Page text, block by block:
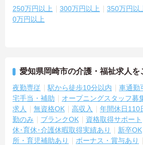
250万円以上 300万円以上 350万円以
0万円以上
愛知県岡崎市の介護・福祉求人を
夜勤専従 駅から徒歩10分以内 車通勤
宅手当・補助
オープニングスタッフ募
求人
無資格OK 高収入 年間休日110
勤のみ
ブランクOK 資格取得サポート
休･育休･介護休暇取得実績あり
新卒OK
所・育児補助あり
ボーナス・賞与あり